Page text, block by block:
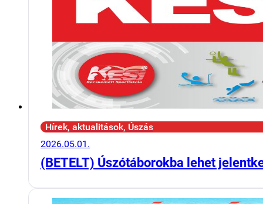
Hírek, aktualitások, Úszás
2026.05.01.
(BETELT) Úszótáborokba lehet